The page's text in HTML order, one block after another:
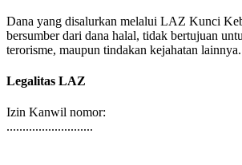
terorisme, maupun tindakan kejahatan lainnya.
Legalitas LAZ
Izin Kanwil nomor: